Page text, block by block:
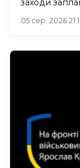
заходи
05 сер. 2026